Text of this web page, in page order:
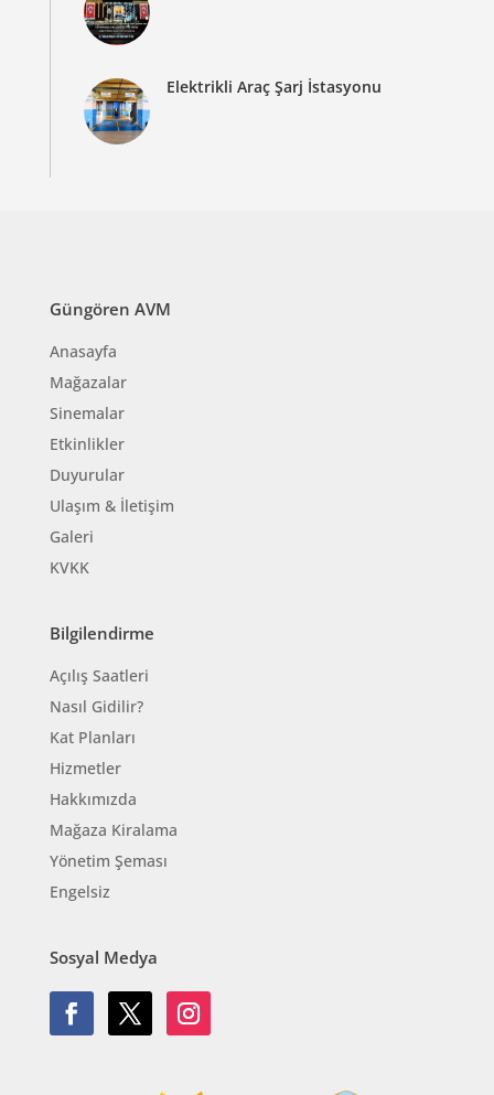
Elektrikli Araç Şarj İstasyonu
Güngören AVM
Anasayfa
Mağazalar
Sinemalar
Etkinlikler
Duyurular
Ulaşım & İletişim
Galeri
KVKK
Bilgilendirme
Açılış Saatleri
Nasıl Gidilir?
Kat Planları
Hizmetler
Hakkımızda
Mağaza Kiralama
Yönetim Şeması
Engelsiz
Sosyal Medya